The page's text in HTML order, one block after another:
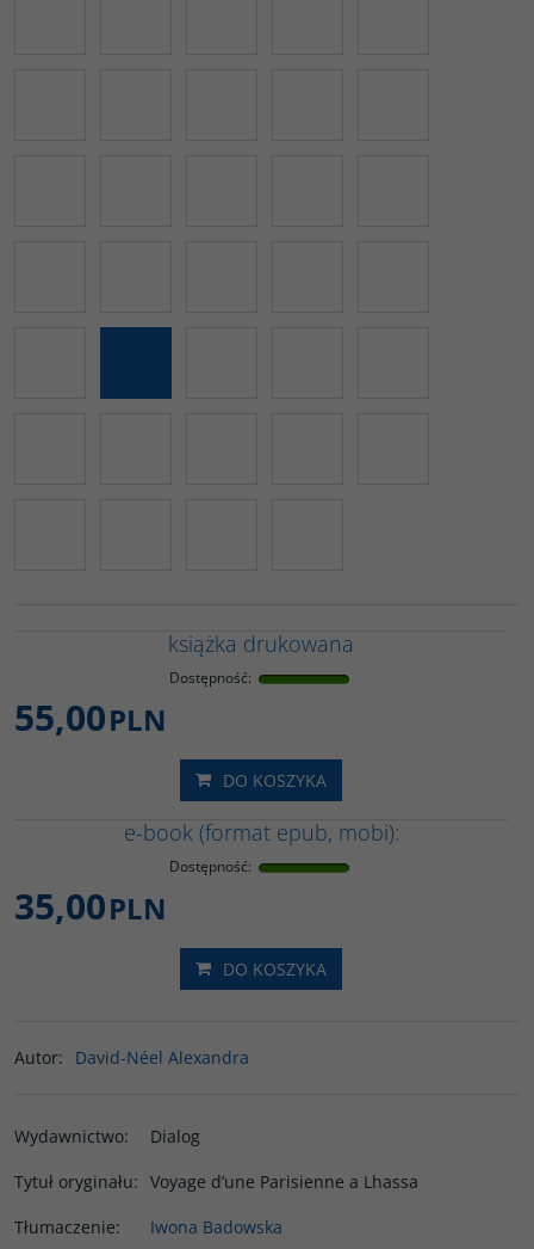
książka drukowana
Dostępność:
55,00PLN
DO KOSZYKA
e-book (format epub, mobi):
Dostępność:
35,00PLN
DO KOSZYKA
Autor: David-Néel Alexandra
Wydawnictwo:
Dialog
Tytuł oryginału: Voyage d’une Parisienne a Lhassa
Tłumaczenie:
Iwona Badowska